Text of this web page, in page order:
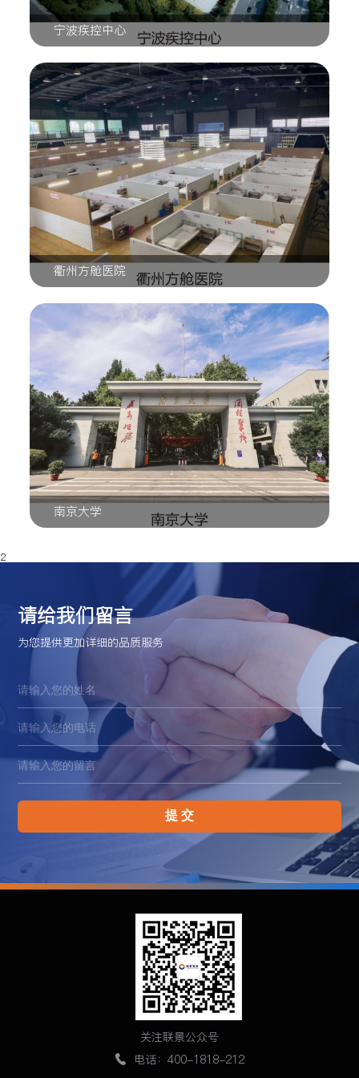
宁波疾控中心
衢州方舱医院
南京大学
2
请给我们留言
为您提供更加详细的品质服务
提 交
关注联景公众号
电话：400-1818-212